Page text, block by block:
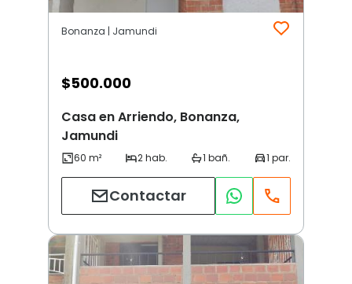
Bonanza | Jamundi
$500.000
Casa en Arriendo, Bonanza,
Jamundi
Contactar